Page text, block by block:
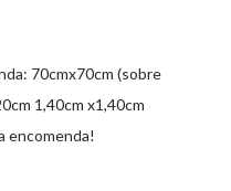
70cmx70cm (sobre
1,40cm x1,40cm
encomenda!